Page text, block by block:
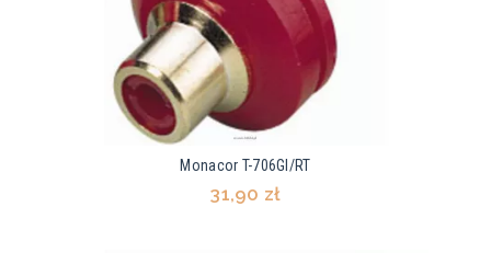
Monacor T-706GI/RT
31,90 zł